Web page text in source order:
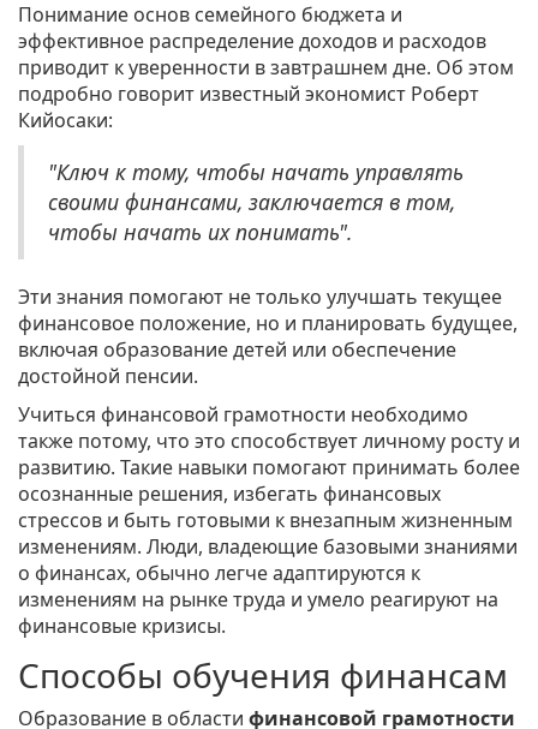
Понимание основ семейного бюджета и
эффективное распределение доходов и расходов
приводит к уверенности в завтрашнем дне. Об этом
подробно говорит известный экономист Роберт
Кийосаки:
"Ключ к тому, чтобы начать управлять
своими финансами, заключается в том,
чтобы начать их понимать".
Эти знания помогают не только улучшать текущее
финансовое положение, но и планировать будущее,
включая образование детей или обеспечение
достойной пенсии.
Учиться финансовой грамотности необходимо
также потому, что это способствует личному росту и
развитию. Такие навыки помогают принимать более
осознанные решения, избегать финансовых
стрессов и быть готовыми к внезапным жизненным
изменениям. Люди, владеющие базовыми знаниями
о финансах, обычно легче адаптируются к
изменениям на рынке труда и умело реагируют на
финансовые кризисы.
Способы обучения финансам
Образование в области финансовой грамотности